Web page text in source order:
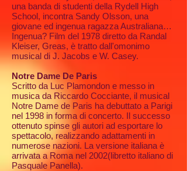
una banda di studenti della Rydell High
School, incontra Sandy Olsson, una
giovane ed ingenua ragazza Australiana…
Ingenua? Film del 1978 diretto da Randal
Kleiser, Greas, è tratto dall'omonimo
musical di J. Jacobs e W. Casey.
Notre Dame De Paris
Scritto da Luc Plamondon e messo in
musica da Riccardo Cocciante, il musical
Notre Dame de Paris ha debuttato a Parigi
nel 1998 in forma di concerto. Il successo
ottenuto spinse gli autori ad esportare lo
spettacolo, realizzando adattamenti in
numerose nazioni. La versione italiana è
arrivata a Roma nel 2002(libretto italiano di
Pasquale Panella).